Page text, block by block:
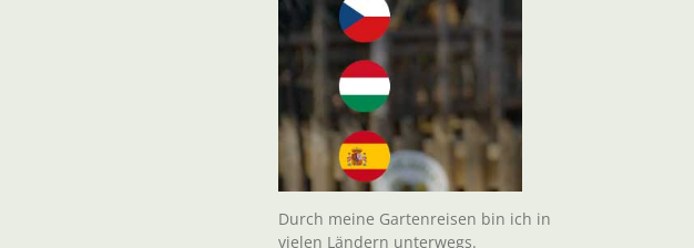
Durch meine Gartenreisen bin ich in
vielen Ländern unterwegs.